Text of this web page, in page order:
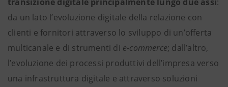
da un lato l’evoluzione digitale della relazione con
clienti e fornitori attraverso lo sviluppo di un’offerta
multicanale e di strumenti di e-commerce; dall’altro,
l’evoluzione dei processi produttivi dell’impresa verso
una infrastruttura digitale e attraverso soluzioni